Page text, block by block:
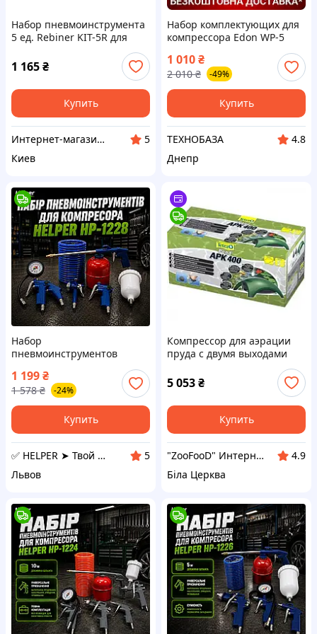
Набор пневмоинструмента
5 ед. Rebiner KIT-5R для
1 165₴
Купить
Интернет-магазин CITYTOOLS
5
Киев
Набор комплектующих для
компрессора Edon WP-5
1 010₴
2 010 ₴ -49%
Купить
ТЕХНОБАЗА
4.8
Днепр
Набор
пневмоинструментов
спиральным PU-шланг 5 м
для компрессора набор
пневматического
инструмента
1 199₴
1 578 ₴ -24%
Купить
✅ HELPER ➤ Твой надежный помощник
5
Львов
Компрессор для аэрации
пруда с двумя выходами
5 053₴
Купить
"ZooFooD" Интернет-магазин
4.9
Біла Церква